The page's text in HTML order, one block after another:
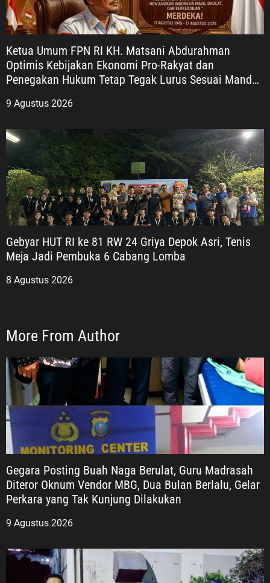
atas jasa
belajar,
dan
hasil
dan
menjadi
Ketua Umum FPN RI KH. Matsani Abdurahman
Optimis Kebijakan Ekonomi Pro-Rakyat dan
Penegakan Hukum Tetap Tegak Lurus Sesuai Mandat
9 Agustus 2026
Gebyar HUT RI ke 81 RW 24 Griya Depok Asri, Tenis
Meja Jadi Pembuka 6 Cabang Lomba
8 Agustus 2026
More From Author
Gegara Posting Buah Naga Berulat, Guru Madrasah
Diteror Oknum Vendor MBG, Dua Bulan Berlalu, Gelar
Perkara yang Tak Kunjung Dilakukan
9 Agustus 2026